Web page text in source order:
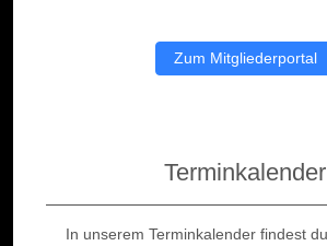
Zum Mitgliederportal
Terminkalender
In unserem Terminkalender findest